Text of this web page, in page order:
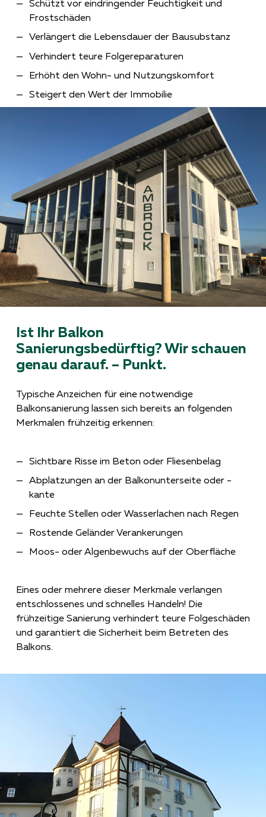
Schützt vor eindringender Feuchtigkeit und
Frostschäden
Verlängert die Lebensdauer der Bausubstanz
Verhindert teure Folgereparaturen
Erhöht den Wohn- und Nutzungskomfort
Steigert den Wert der Immobilie
Ist Ihr Balkon
Sanierungsbedürftig? Wir schauen
genau darauf. – Punkt.
Typische Anzeichen für eine notwendige
Balkonsanierung lassen sich bereits an folgenden
Merkmalen frühzeitig erkennen:
Sichtbare Risse im Beton oder Fliesenbelag
Abplatzungen an der Balkonunterseite oder -
kante
Feuchte Stellen oder Wasserlachen nach Regen
Rostende Geländer Verankerungen
Moos- oder Algenbewuchs auf der Oberfläche
Eines oder mehrere dieser Merkmale verlangen
entschlossenes und schnelles Handeln! Die
frühzeitige Sanierung verhindert teure Folgeschäden
und garantiert die Sicherheit beim Betreten des
Balkons.